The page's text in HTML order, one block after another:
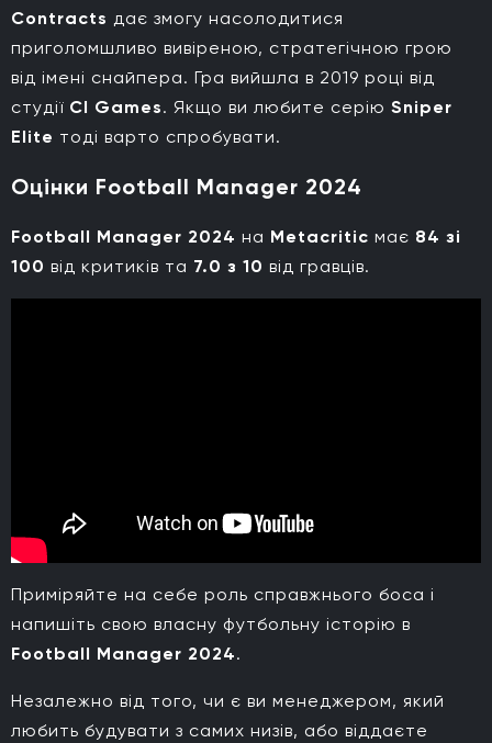
Contracts дає змогу насолодитися
приголомшливо вивіреною, стратегічною грою
від імені снайпера. Гра вийшла в 2019 році від
студії CI Games. Якщо ви любите серію Sniper
Elite тоді варто спробувати.
Оцінки Football Manager 2024
Football Manager 2024 на Metacritic має 84 зі
100 від критиків та 7.0 з 10 від гравців.
Приміряйте на себе роль справжнього боса і
напишіть свою власну футбольну історію в
Football Manager 2024.
Незалежно від того, чи є ви менеджером, який
любить будувати з самих низів, або віддаєте